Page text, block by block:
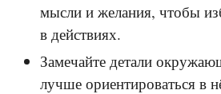
мысли и желания, чтобы
в действиях.
Замечайте детали
лучше ориентироваться в